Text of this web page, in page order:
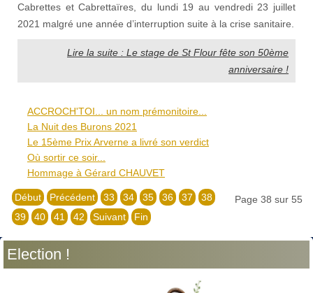
Cabrettes et Cabrettaïres, du lundi 19 au vendredi 23 juillet
2021 malgré une année d’interruption suite à la crise sanitaire.
Lire la suite : Le stage de St Flour fête son 50ème
anniversaire !
ACCROCH'TOI... un nom prémonitoire...
La Nuit des Burons 2021
Le 15ème Prix Arverne a livré son verdict
Où sortir ce soir...
Hommage à Gérard CHAUVET
Page 38 sur 55
Début Précédent 33 34 35 36 37
38
39
40 41 42 Suivant Fin
Election !